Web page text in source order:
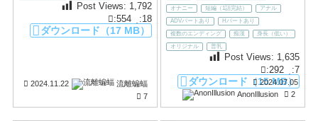
Post Views: 1,792
:554
:18
2024.11.22
流離蝙蝠
7
ダウンロード（17 MB）
オナニー
短編（1話完結）
アナル
ADVパートあり
Hパートあり
複数のエンディング
痴漢
身長（低い）
オリジナル
普乳
Post Views: 1,635
:292
:7
2024.07.05
AnonIllusion
2
ダウンロード（15 MB）